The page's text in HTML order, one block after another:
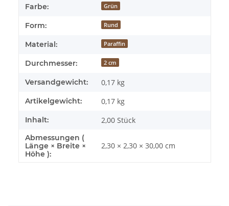
Farbe: Grün
Form: Rund
Material: Paraffin
Durchmesser: 2 cm
Versandgewicht: 0,17 kg
Artikelgewicht: 0,17 kg
Inhalt: 2,00 Stück
Abmessungen (
Länge × Breite ×
Höhe ):
2,30 × 2,30 × 30,00 cm